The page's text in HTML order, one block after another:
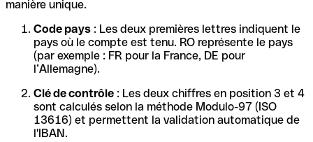
manière unique.
Code pays : Les deux premières lettres indiquent le
pays où le compte est tenu. RO représente le pays
(par exemple : FR pour la France, DE pour
l’Allemagne).
Clé de contrôle : Les deux chiffres en position 3 et 4
sont calculés selon la méthode Modulo-97 (ISO
13616) et permettent la validation automatique de
l'IBAN.